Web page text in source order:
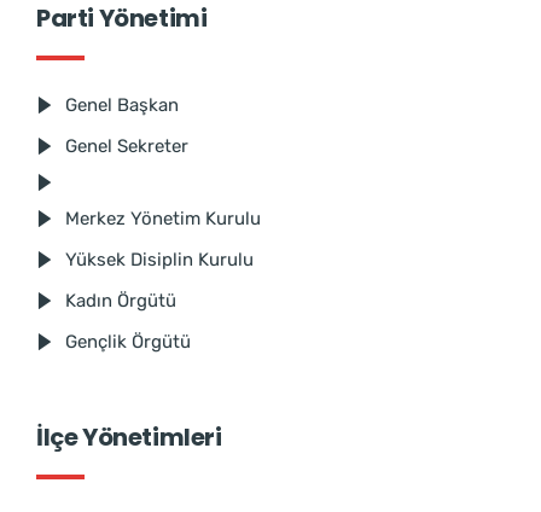
Parti Yönetimi
Genel Başkan
Genel Sekreter
Merkez Yönetim Kurulu
Yüksek Disiplin Kurulu
Kadın Örgütü
Gençlik Örgütü
İlçe Yönetimleri